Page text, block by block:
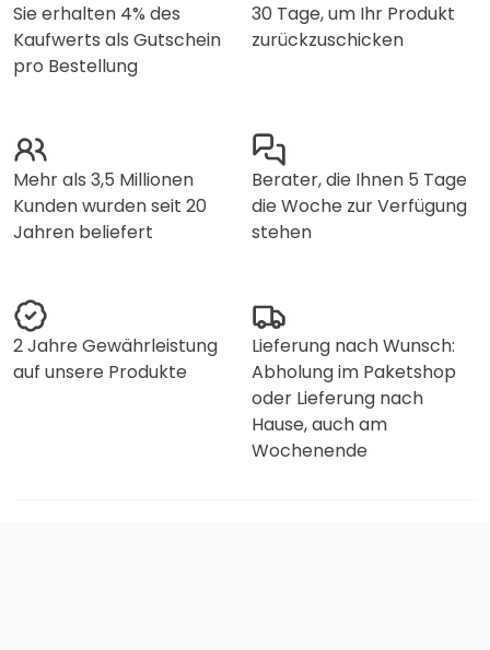
Sie erhalten 4% des
Kaufwerts als Gutschein
pro Bestellung
30 Tage, um Ihr Produkt
zurückzuschicken
Mehr als 3,5 Millionen
Kunden wurden seit 20
Jahren beliefert
Berater, die Ihnen 5 Tage
die Woche zur Verfügung
stehen
2 Jahre Gewährleistung
auf unsere Produkte
Lieferung nach Wunsch:
Abholung im Paketshop
oder Lieferung nach
Hause, auch am
Wochenende